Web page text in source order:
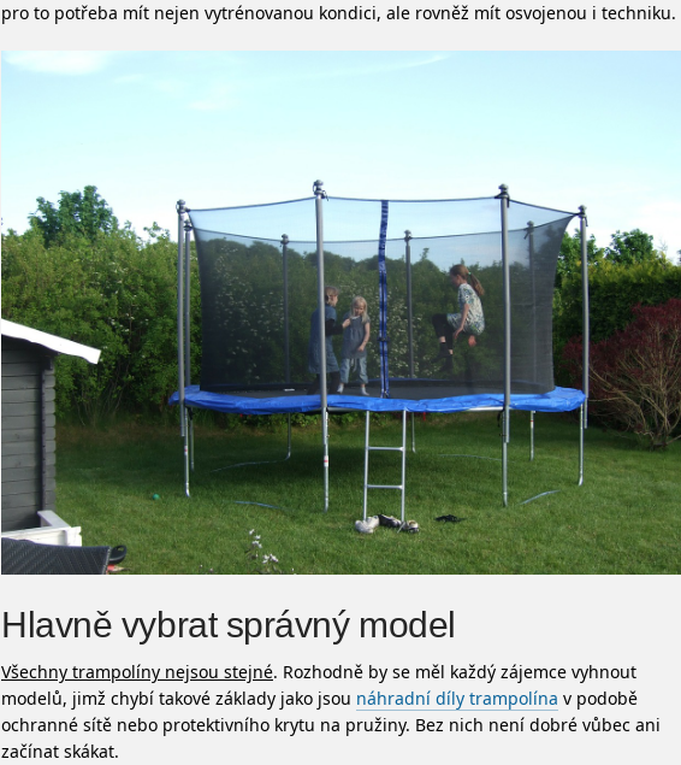
pro to potřeba mít nejen vytrénovanou kondici, ale rovněž mít osvojenou i techniku.
Hlavně vybrat správný model
Všechny trampolíny nejsou stejné. Rozhodně by se měl každý zájemce vyhnout
modelů, jimž chybí takové základy jako jsou náhradní díly trampolína v podobě
ochranné sítě nebo protektivního krytu na pružiny. Bez nich není dobré vůbec ani
začínat skákat.